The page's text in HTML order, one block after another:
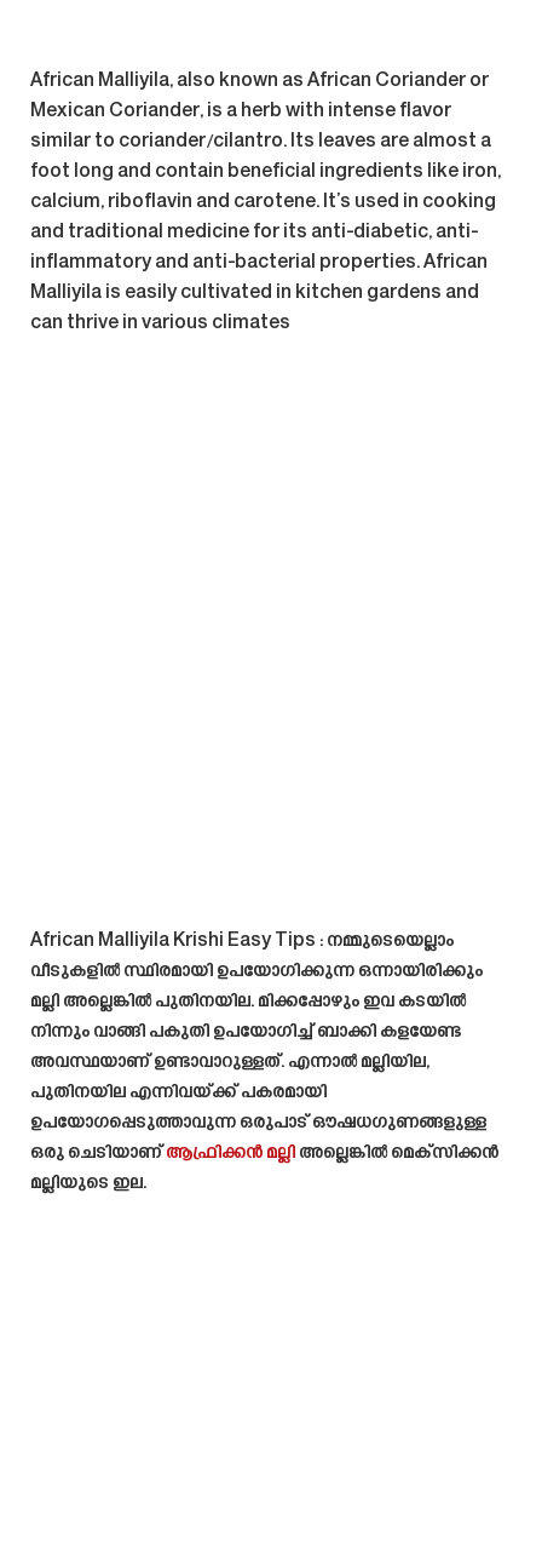
African Malliyila, also known as African Coriander or
Mexican Coriander, is a herb with intense flavor
similar to coriander/cilantro. Its leaves are almost a
foot long and contain beneficial ingredients like iron,
calcium, riboflavin and carotene. It’s used in cooking
and traditional medicine for its anti-diabetic, anti-
inflammatory and anti-bacterial properties. African
Malliyila is easily cultivated in kitchen gardens and
can thrive in various climates
African Malliyila Krishi Easy Tips : നമ്മുടെയെല്ലാം
വീടുകളിൽ സ്ഥിരമായി ഉപയോഗിക്കുന്ന ഒന്നായിരിക്കും
മല്ലി അല്ലെങ്കിൽ പുതിനയില. മിക്കപ്പോഴും ഇവ കടയിൽ
നിന്നും വാങ്ങി പകുതി ഉപയോഗിച്ച് ബാക്കി കളയേണ്ട
അവസ്ഥയാണ് ഉണ്ടാവാറുള്ളത്. എന്നാൽ മല്ലിയില,
പുതിനയില എന്നിവയ്ക്ക് പകരമായി
ഉപയോഗപ്പെടുത്താവുന്ന ഒരുപാട് ഔഷധഗുണങ്ങളുള്ള
ഒരു ചെടിയാണ്ആഫ്രിക്കൻ മല്ലി അല്ലെങ്കിൽ മെക്സിക്കൻ
മല്ലിയുടെ ഇല.